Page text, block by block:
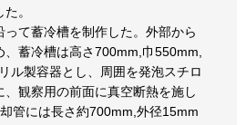
。
て蓄冷槽を制作した。外部から
蓄冷槽は高さ700mm,巾550mm,
ル製容器とし、周囲を発泡スチロ
観察用の前面に真空断熱を施し
管には長さ約700mm,外径15mm